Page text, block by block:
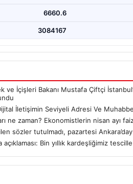
6660.6
3084167
ve İçişleri Bakanı Mustafa Çiftçi
İletişimin Seviyeli Adresi Ve
ne zaman? Ekonomistlerin nisan ayı
sözler tutulmadı, pazartesi
Bin yıllık kardeşliğimiz